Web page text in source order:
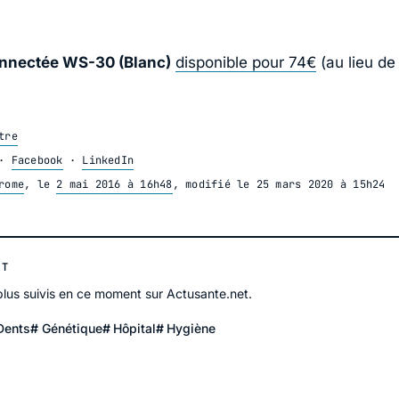
WS-30 (Blanc) disponible pour 74€ (au lieu
Facebook · LinkedIn
, le 2 mai 2016 à 16h48, modifié le 25 mars 2020 à 15h24
suivis en ce moment sur Actusante.net.
Génétique Hôpital Hygiène